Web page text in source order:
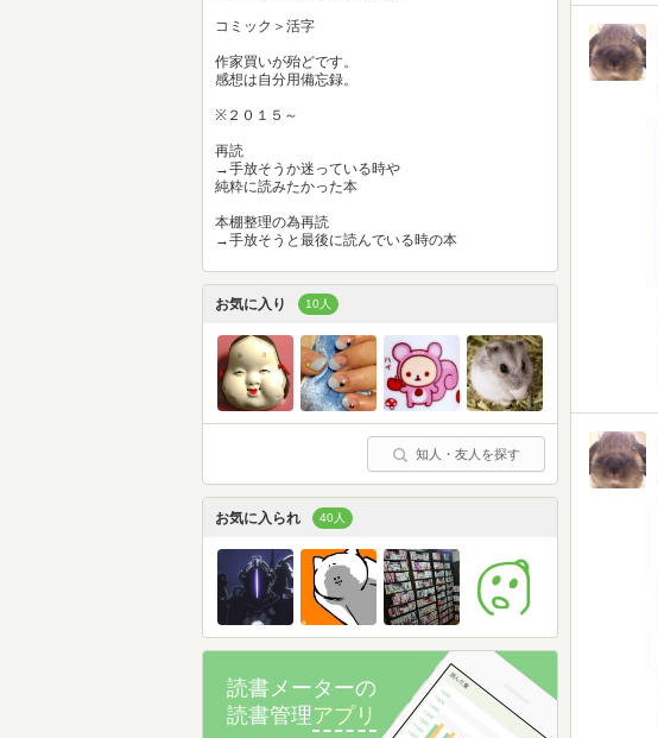
コミック＞活字
作家買いが殆どです。
感想は自分用備忘録。
※２０１５～
再読
→手放そうか迷っている時や
純粋に読みたかった本
本棚整理の為再読
→手放そうと最後に読んでいる時の本
お気に入り 10人
知人・友人を探す
お気に入られ 40人
読書メーターの
読書管理アプリ